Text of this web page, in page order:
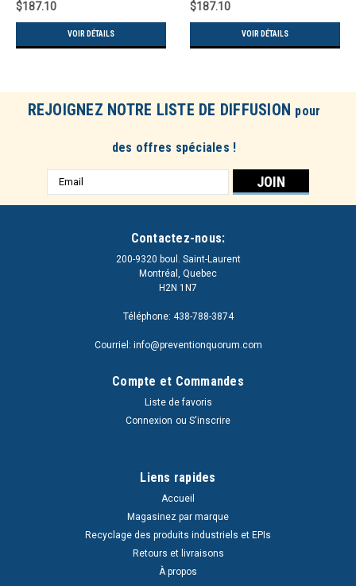
$187.10
VOIR DÉTAILS
$187.10
VOIR DÉTAILS
REJOIGNEZ NOTRE LISTE DE DIFFUSION pour
des offres spéciales !
Adresse
e-
Contactez-nous:
200-9320 boul. Saint-Laurent
Montréal, Quebec
H2N 1N7
Téléphone: 438-788-3874
Courriel: info@preventionquorum.com
Compte et Commandes
Liste de favoris
Connexion ou S'inscrire
Liens rapides
Accueil
Magasinez par marque
Recyclage des produits industriels et EPIs
Retours et livraisons
À propos